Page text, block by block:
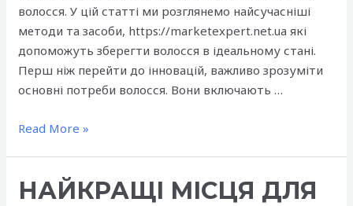
волосся. У цій статті ми розглянемо найсучасніші
методи та засоби, https://marketexpert.net.ua які
допоможуть зберегти волосся в ідеальному стані.
Перш ніж перейти до інновацій, важливо зрозуміти
основні потреби волосся. Вони включають …
Догляд
інноваційні
Read More »
НАЙКРАЩІ МІСЦЯ ДЛЯ